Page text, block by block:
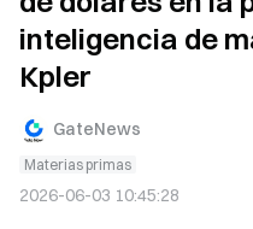
inteligencia de
Kpler
GateNews
Materias primas
2026-06-03 10:45:28